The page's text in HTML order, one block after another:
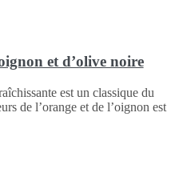
et d’olive noire
est un classique du
de l’orange et de l’oignon est